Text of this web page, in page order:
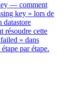
— comment
key » lors de
datastore
résoudre cette
» dans
par étape.